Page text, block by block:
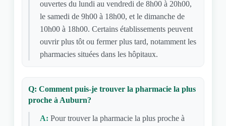
ouvertes du lundi au vendredi de 8h00 à 20h00,
le samedi de 9h00 à 18h00, et le dimanche de
10h00 à 18h00. Certains établissements peuvent
ouvrir plus tôt ou fermer plus tard, notamment les
pharmacies situées dans les hôpitaux.
Q: Comment puis-je trouver la pharmacie la plus
proche à Auburn?
A: Pour trouver la pharmacie la plus proche à